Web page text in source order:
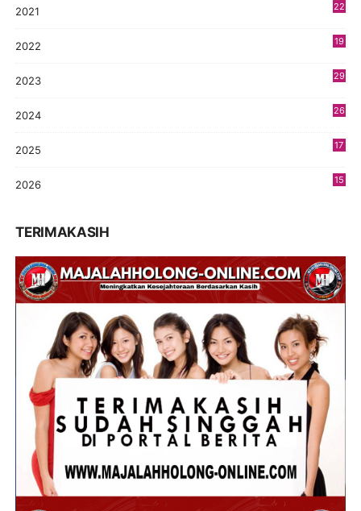
2021
22
2022
19
2023
29
2024
26
2025
17
2026
15
TERIMAKASIH